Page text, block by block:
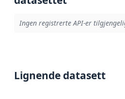
Ingen registrerte API-er
Lignende datasett